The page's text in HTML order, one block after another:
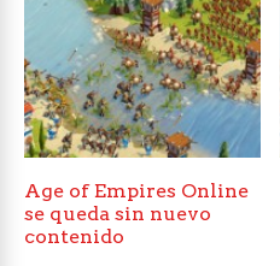
Age of Empires Online
se queda sin nuevo
contenido